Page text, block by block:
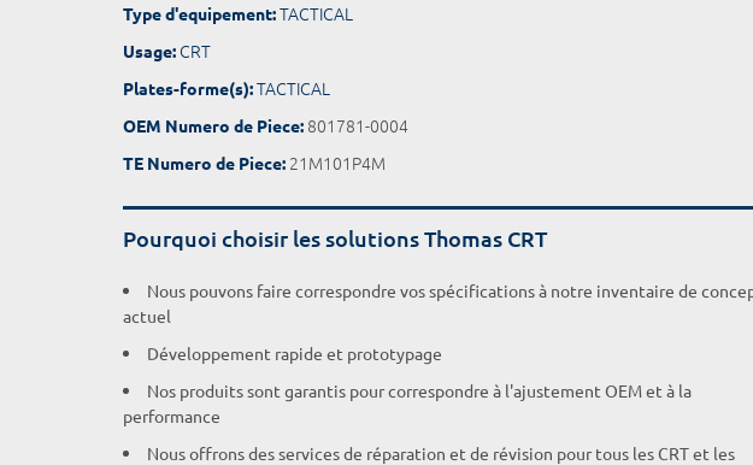
Type d'equipement:TACTICAL
Usage: CRT
Plates-forme(s):TACTICAL
OEM Numero de Piece: 801781-0004
TE Numero de Piece: 21M101P4M
Pourquoi choisir les solutions Thomas CRT
Nous pouvons faire correspondre vos spécifications à notre inventaire de
actuel
Développement rapide et prototypage
Nos produits sont garantis pour correspondre à l'ajustement OEM et à la
performance
Nous offrons des services de réparation et de révision pour tous les CRT et les